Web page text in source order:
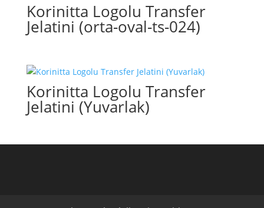
Korinitta Logolu Transfer
Jelatini (orta-oval-ts-024)
Korinitta Logolu Transfer
Jelatini (Yuvarlak)